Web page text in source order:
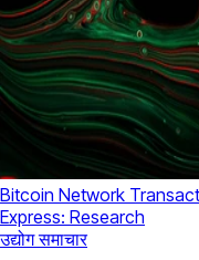
Bitcoin Network
Express: Research
उद्योग समाचार